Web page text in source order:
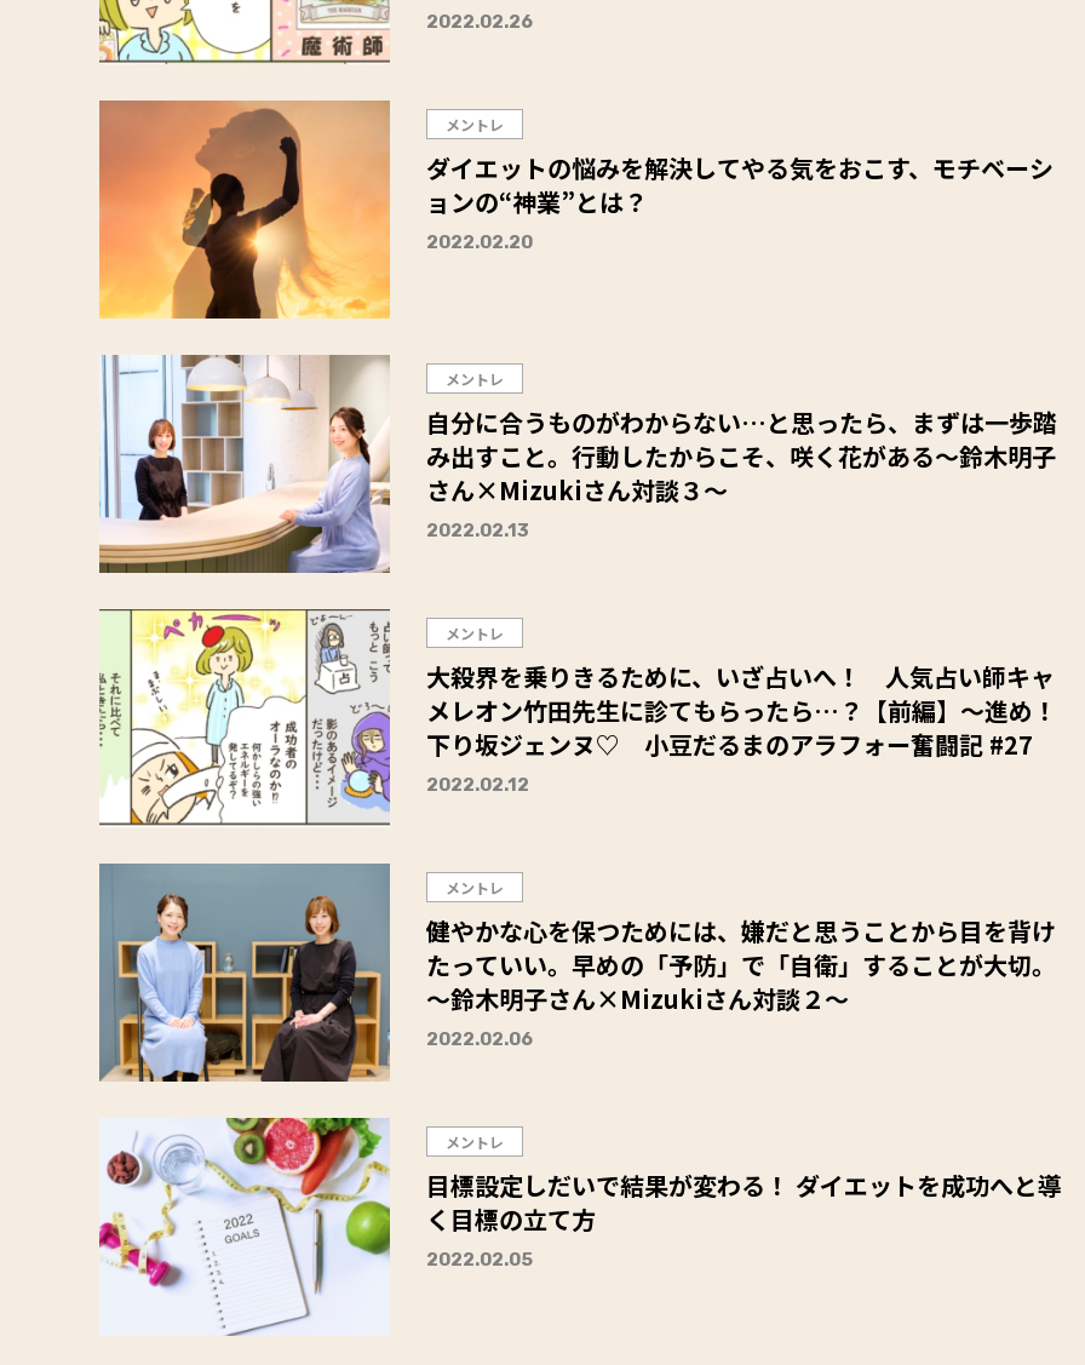
2022.02.26
メントレ
ダイエットの悩みを解決してやる気をおこす、モチベーシ
ョンの“神業”とは？
2022.02.20
メントレ
自分に合うものがわからない…と思ったら、まずは一歩踏
み出すこと。行動したからこそ、咲く花がある～鈴木明子
さん×Mizukiさん対談３～
2022.02.13
メントレ
大殺界を乗りきるために、いざ占いへ！ 人気占い師キャ
メレオン竹田先生に診てもらったら…？【前編】～進め！
下り坂ジェンヌ♡ 小豆だるまのアラフォー奮闘記 #27
2022.02.12
メントレ
健やかな心を保つためには、嫌だと思うことから目を背け
たっていい。早めの「予防」で「自衛」することが大切。
～鈴木明子さん×Mizukiさん対談２～
2022.02.06
メントレ
目標設定しだいで結果が変わる！ ダイエットを成功へと導
く目標の立て方
2022.02.05